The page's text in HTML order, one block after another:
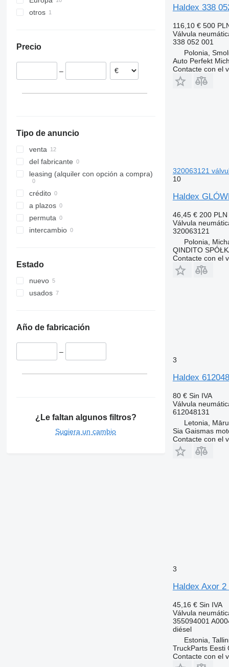
VNL
otros
Precio
–
Tipo de anuncio
venta
del fabricante
leasing (alquiler con opción a compra)
crédito
a plazos
permuta
intercambio
Estado
nuevo
usados
Año de fabricación
–
¿Le faltan algunos filtros?
Sugiera un cambio
Haldex 338
116,10 € 500
Válvula
338 052 001
Polonia,
Auto Perfekt
Contacte con el
320063121
10
Haldex
46,45 € 200 PLN
Válvula
320063121
Polonia,
QINDITO
Contacte con el
3
Haldex
80 € Sin IVA
Válvula
612048131
Letonia,
Sia Gaismas
Contacte con el
3
Haldex Axor
45,16 € Sin IVA
Válvula
355094001
diésel
Estonia,
TruckParts Eesti
Contacte con el